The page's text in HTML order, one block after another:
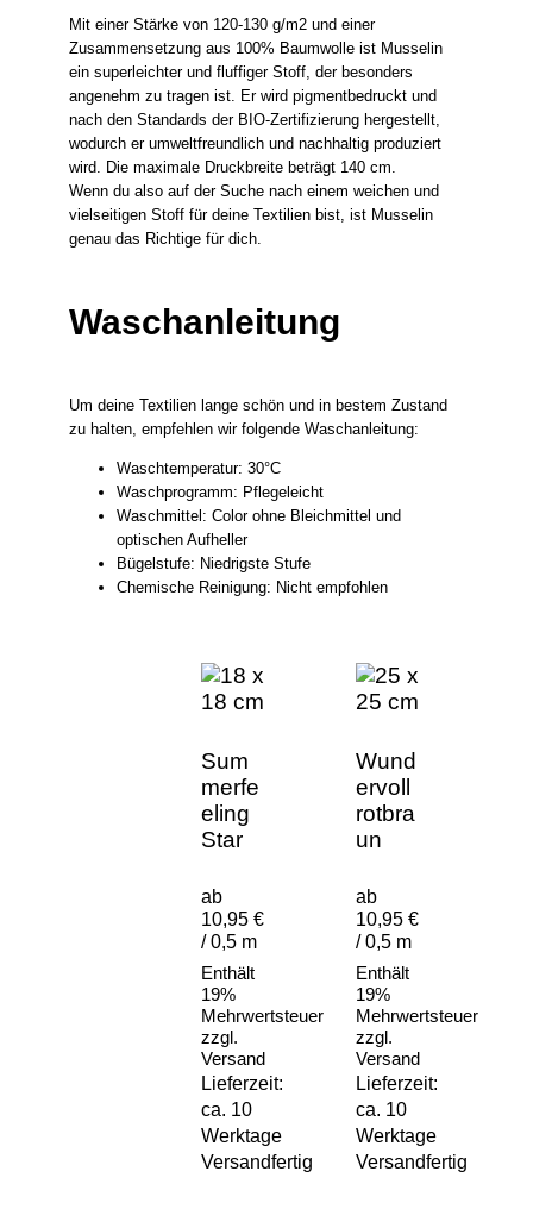
Mit einer Stärke von 120-130 g/m2 und einer
Zusammensetzung aus 100% Baumwolle ist Musselin
ein superleichter und fluffiger Stoff, der besonders
angenehm zu tragen ist. Er wird pigmentbedruckt und
nach den Standards der BIO-Zertifizierung hergestellt,
wodurch er umweltfreundlich und nachhaltig produziert
wird. Die maximale Druckbreite beträgt 140 cm.
Wenn du also auf der Suche nach einem weichen und
vielseitigen Stoff für deine Textilien bist, ist Musselin
genau das Richtige für dich.
Waschanleitung
Um deine Textilien lange schön und in bestem Zustand
zu halten, empfehlen wir folgende Waschanleitung:
Waschtemperatur: 30°C
Waschprogramm: Pflegeleicht
Waschmittel: Color ohne Bleichmittel und
optischen Aufheller
Bügelstufe: Niedrigste Stufe
Chemische Reinigung: Nicht empfohlen
Sum
merfe
eling
Star
ab
10,95 €
/ 0,5 m
Enthält
19%
Mehrwertsteuer
zzgl.
Versand
Lieferzeit:
ca. 10
Werktage
Versandfertig
Wund
ervoll
rotbra
un
ab
10,95 €
/ 0,5 m
Enthält
19%
Mehrwertsteuer
zzgl.
Versand
Lieferzeit:
ca. 10
Werktage
Versandfertig